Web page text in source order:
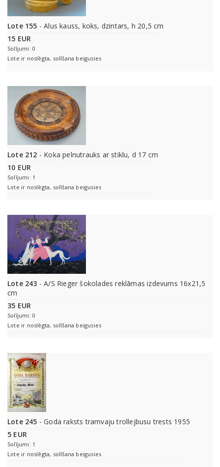
Lote 155 - Alus kauss, koks, dzintars, h 20,5 cm
15 EUR
Solījumi: 0
Lote ir noslēgta, solīšana beigusies
Lote 212 - Koka pelnutrauks ar stiklu, d 17 cm
10 EUR
Solījumi: 1
Lote ir noslēgta, solīšana beigusies
Lote 243 - A/S Rieger šokolades reklāmas izdevums 16x21,5
cm
35 EUR
Solījumi: 0
Lote ir noslēgta, solīšana beigusies
Lote 245 - Goda raksts tramvaju trollejbusu trests 1955
5 EUR
Solījumi: 1
Lote ir noslēgta, solīšana beigusies